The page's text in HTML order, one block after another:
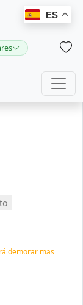
ES
demorar mas